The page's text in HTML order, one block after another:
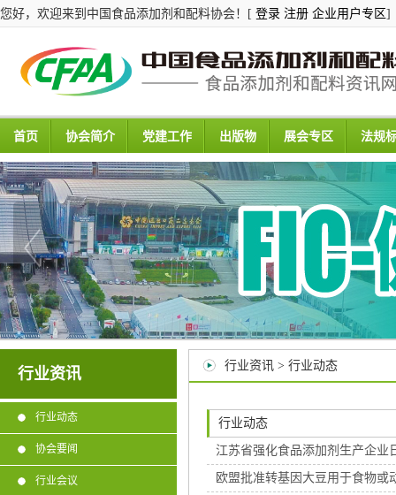
您好，欢迎来到中国食品添加剂和配料协会！[ 登录 注册 企业用户专区]
首页 协会简介 党建工作 出版物 展会专区 法规
行业资讯
行业动态
协会要闻
行业会议
行业资讯 > 行业动态
行业动态
江苏省强化食品添加剂生产企业
欧盟批准转基因大豆用于食物或